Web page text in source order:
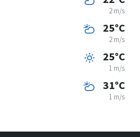
2 m/s
25°C
2 m/s
25°C
1 m/s
31°C
1 m/s